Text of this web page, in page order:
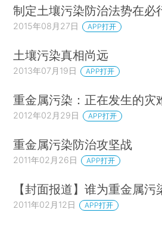
制定土壤污染防治法势在必
2015年08月27日 APP打开
土壤污染真相尚远
2013年07月19日 APP打开
重金属污染：正在发生的灾
2012年02月29日 APP打开
重金属污染防治攻坚战
2011年02月26日 APP打开
【封面报道】谁为重金属污
2011年02月12日 APP打开